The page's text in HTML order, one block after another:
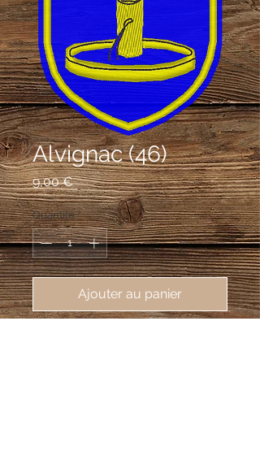
Alvignac (46)
9,00 €Prix
Quantité *
Ajouter au panier